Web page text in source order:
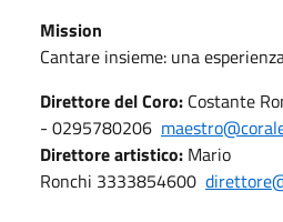
Mission
Cantare insieme: una
Direttore del Coro: Costante
- 0295780206
Direttore artistico: Mario
Ronchi 3333854600